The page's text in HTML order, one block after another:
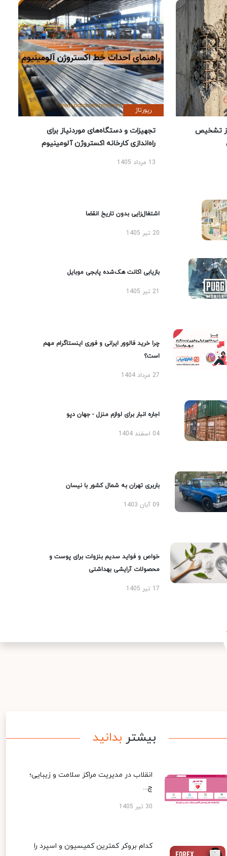
تشخیص
رپورتاژ
تجهیزات و دستگاه‌های موردنیاز برای
راه‌اندازی کارخانه اکستروژن آلومینیوم
13 مرداد 1405
اشتغال‌زایی بدون تاریخ انقضا
20 تیر 1405
بازیابی اکانت هک‌شده پابجی موبایل
چرا خرید فالوور ایرانی و فوری اینستاگرام مهم
است؟
27 مرداد 1404
اجاره انبار برای لوازم منزل - جهان دپو
04 اسفند 1404
باربری تهران به شمال کشور با نیسان
09 آبان 1403
خواص و فواید سدیم بنزوات برای پوست و
محصولات آرایشی بهداشتی
17 تیر 1405
بیشتر بدانید
انقلاب در مدیریت مراکز سلامت و زیبایی؛
چ...
30 تیر 1405
کدام بروکر کمترین کمیسیون و اسپرد را